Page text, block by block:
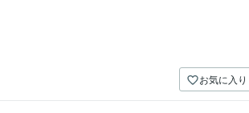
お気に入り